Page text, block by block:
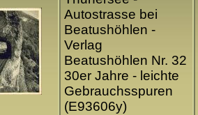
Autostrasse bei
Beatushöhlen -
Verlag
Beatushöhlen Nr. 32
30er Jahre - leichte
Gebrauchsspuren
(E93606y)